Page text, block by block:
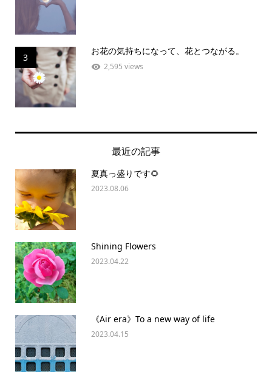
3
お花の気持ちになって、花とつながる。
2,595 views
最近の記事
夏真っ盛りです🌻
2023.08.06
Shining Flowers
2023.04.22
《Air era》To a new way of life
2023.04.15